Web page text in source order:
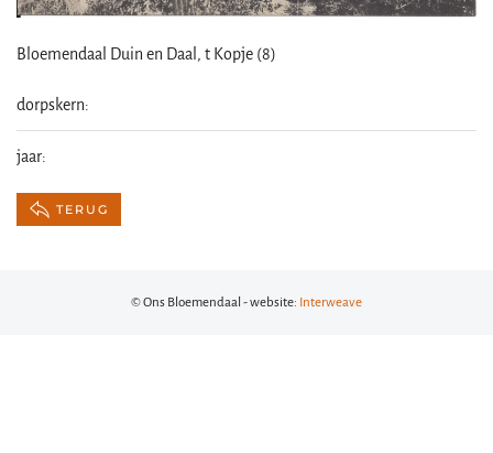
Bloemendaal Duin en Daal, t Kopje (8)
dorpskern:
jaar:
TERUG
© Ons Bloemendaal - website: Interweave